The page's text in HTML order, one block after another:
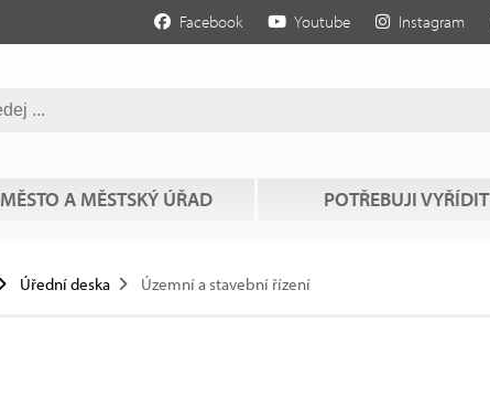
Facebook Youtube Instagram
MĚSTO A MĚSTSKÝ ÚŘAD POTŘEBUJI VYŘÍDIT
Úřední deska Územní a stavební řízení